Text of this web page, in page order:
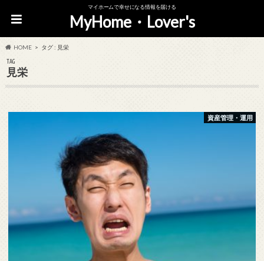
マイホームで幸せになる情報を届ける
MyHome・Lover's
HOME タグ : 見栄
TAG
見栄
資産管理・運用